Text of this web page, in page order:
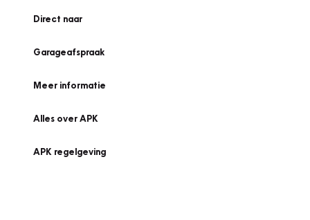
Direct naar
Garageafspraak
Meer informatie
Alles over APK
APK regelgeving